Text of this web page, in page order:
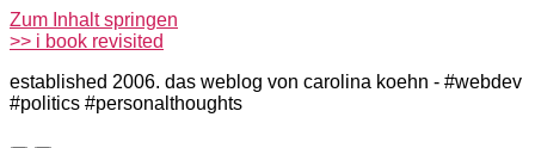
Zum Inhalt springen
>> i book revisited
established 2006. das weblog von carolina koehn - #webdev
#politics #personalthoughts